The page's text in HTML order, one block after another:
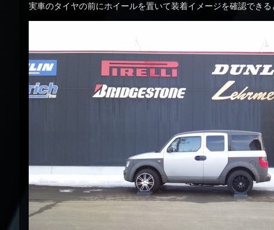
実車のタイヤの前にホイールを置いて装着イメージを確認できる